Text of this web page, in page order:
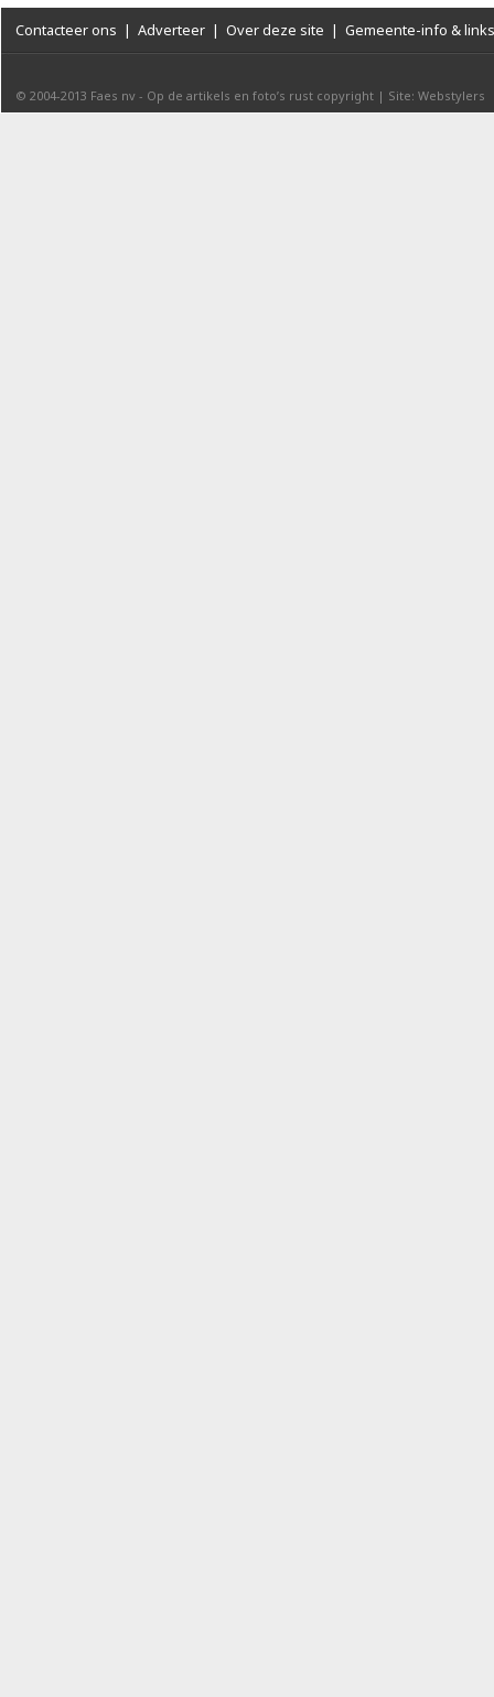
Contacteer ons | Adverteer | Over deze site | Gemeente-info & links
© 2004-2013 Faes nv - Op de artikels en foto’s rust copyright | Site: Webstylers